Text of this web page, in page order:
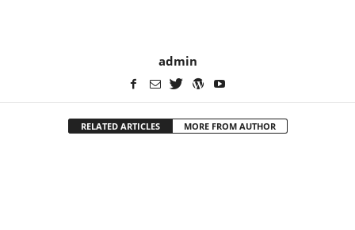
admin
RELATED ARTICLES MORE FROM AUTHOR